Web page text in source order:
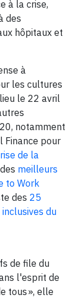
à la crise,
des
hôpitaux et
à
les cultures
le 22 avril
notamment
Finance pour
de la
meilleurs
to Work
des 25
du
de file du
l'esprit de
tous », elle